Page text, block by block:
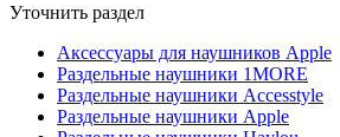
Уточнить раздел
Аксессуары для наушников Apple
Раздельные наушники 1MORE
Раздельные наушники Accesstyle
Раздельные наушники Apple